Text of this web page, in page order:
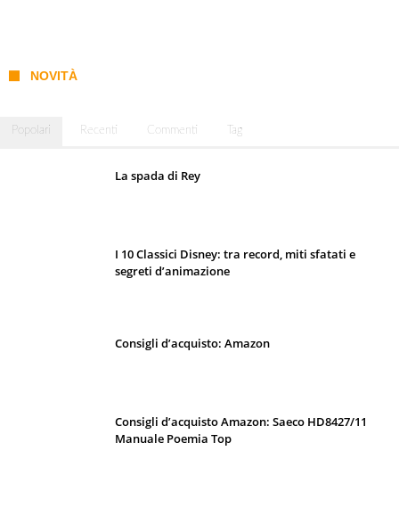
NOVITÀ
Popolari Recenti Commenti Tag
La spada di Rey
I 10 Classici Disney: tra record, miti sfatati e
segreti d’animazione
Consigli d’acquisto: Amazon
Consigli d’acquisto Amazon: Saeco HD8427/11
Manuale Poemia Top